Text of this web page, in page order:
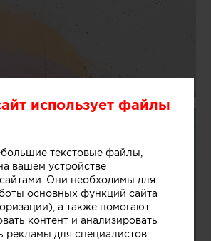
использует файлы
текстовые файлы,
вашем устройстве
Они необходимы для
основных функций сайта
а также помогают
контент и анализировать
рекламы для специалистов.